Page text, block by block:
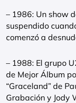
– 1986: Un show
suspendido
comenzó a
– 1988: El grupo
de Mejor Álbum
“Graceland” de
Grabación y Jody